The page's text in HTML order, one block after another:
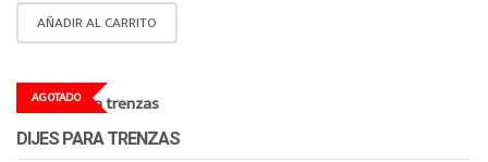
AÑADIR AL CARRITO
AGOTADO
DIJES PARA TRENZAS